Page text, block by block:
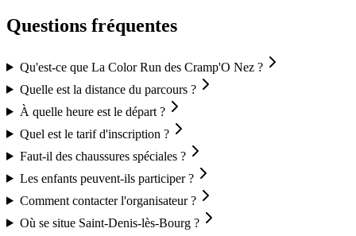
Questions fréquentes
Qu'est-ce que La Color Run des Cramp'O Nez ?
Quelle est la distance du parcours ?
À quelle heure est le départ ?
Quel est le tarif d'inscription ?
Faut-il des chaussures spéciales ?
Les enfants peuvent-ils participer ?
Comment contacter l'organisateur ?
Où se situe Saint-Denis-lès-Bourg ?